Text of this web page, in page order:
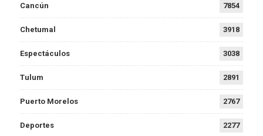
Cancún 7854
Chetumal 3918
Espectáculos 3038
Tulum 2891
Puerto Morelos 2767
Deportes 2277